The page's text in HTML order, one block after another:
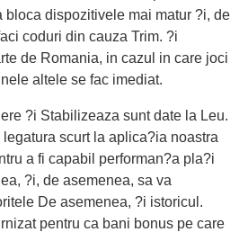
bloca dispozitivele mai matur ?i, de
coduri din cauza Trim. ?i
de Romania, in cazul in care joci
altele se fac imediat.
?i Stabilizeaza sunt date la Leu.
scurt la aplica?ia noastra
a fi capabil performan?a pla?i
?i, de asemenea, sa va
De asemenea, ?i istoricul.
pentru ca bani bonus pe care